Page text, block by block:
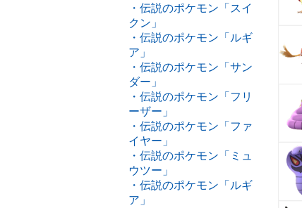
・伝説のポケモン「スイ
クン」
・伝説のポケモン「ルギ
ア」
・伝説のポケモン「サン
ダー」
・伝説のポケモン「フリ
ーザー」
・伝説のポケモン「ファ
イヤー」
・伝説のポケモン「ミュ
ウツー」
・伝説のポケモン「ルギ
ア」